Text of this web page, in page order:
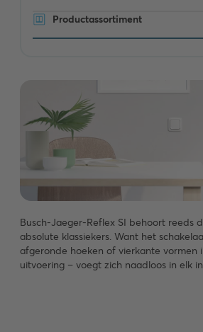
Productassortiment
Busch-Jaeger-Reflex SI behoort reeds
absolute klassiekers. Want het
afgeronde hoeken of vierkante vormen
uitvoering – voegt zich naadloos in elk